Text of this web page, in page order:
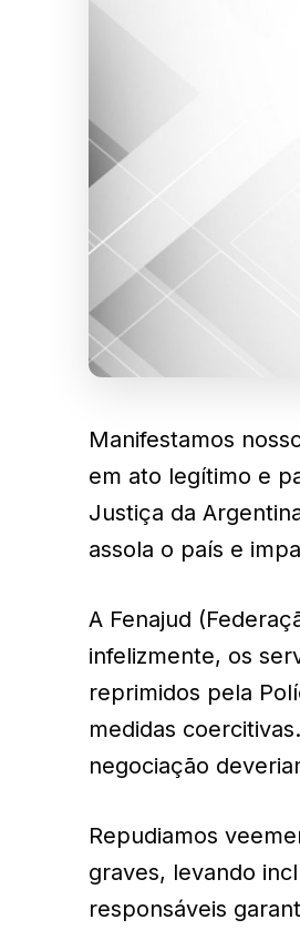
Manifestamos
em ato legítimo e
Justiça da
assola o país e
A Fenajud
infelizmente, os
reprimidos pela
medidas
negociação
Repudiamos
graves, levando
responsáveis